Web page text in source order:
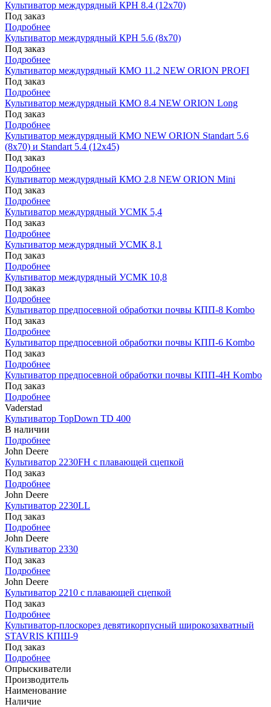
Культиватор междурядный КРН 8.4 (12х70)
Под заказ
Подробнее
Культиватор междурядный КРН 5.6 (8х70)
Под заказ
Подробнее
Культиватор междурядный КМО 11.2 NEW ORION PROFI
Под заказ
Подробнее
Культиватор междурядный КМО 8.4 NEW ORION Long
Под заказ
Подробнее
Культиватор междурядный КМО NEW ORION Standart 5.6
(8х70) и Standart 5.4 (12х45)
Под заказ
Подробнее
Культиватор междурядный КМО 2.8 NEW ORION Mini
Под заказ
Подробнее
Культиватор междурядный УСМК 5,4
Под заказ
Подробнее
Культиватор междурядный УСМК 8,1
Под заказ
Подробнее
Культиватор междурядный УСМК 10,8
Под заказ
Подробнее
Культиватор предпосевной обработки почвы КПП-8 Kombo
Под заказ
Подробнее
Культиватор предпосевной обработки почвы КПП-6 Kombo
Под заказ
Подробнее
Культиватор предпосевной обработки почвы КПП-4Н Kombo
Под заказ
Подробнее
Vaderstad
Культиватор TopDown TD 400
В наличии
Подробнее
John Deere
Культиватор 2230FH с плавающей сцепкой
Под заказ
Подробнее
John Deere
Культиватор 2230LL
Под заказ
Подробнее
John Deere
Культиватор 2330
Под заказ
Подробнее
John Deere
Культиватор 2210 с плавающей сцепкой
Под заказ
Подробнее
Культиватор-плоскорез девятикорпусный широкозахватный
STAVRIS КПШ-9
Под заказ
Подробнее
Опрыскиватели
Производитель
Наименование
Наличие